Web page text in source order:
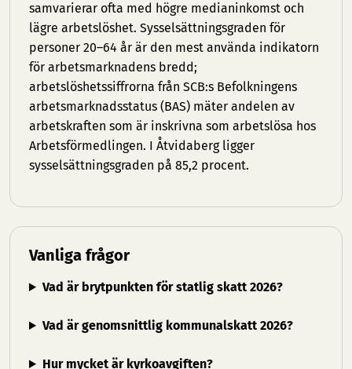
samvarierar ofta med högre medianinkomst och
lägre arbetslöshet. Sysselsättningsgraden för
personer 20–64 år är den mest använda indikatorn
för arbetsmarknadens bredd;
arbetslöshetssiffrorna från SCB:s Befolkningens
arbetsmarknadsstatus (BAS) mäter andelen av
arbetskraften som är inskrivna som arbetslösa hos
Arbetsförmedlingen. I Åtvidaberg ligger
sysselsättningsgraden på 85,2 procent.
Vanliga frågor
Vad är brytpunkten för statlig skatt 2026?
Vad är genomsnittlig kommunalskatt 2026?
Hur mycket är kyrkoavgiften?